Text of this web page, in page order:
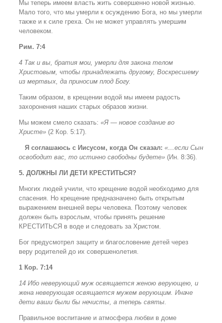
Мы теперь имеем власть жить совершенно новой жизнью.
Мало того, что мы умерли к осуждению Бога, но мы умерли
также и к силе греха. Он не может управлять умершим
человеком.
Рим. 7:4
4 Так и вы, братия мои, умерли для закона телом
Христовым, чтобы принадлежать другому, Воскресшему
из мертвых, да приносим плод Богу.
Таким образом, в крещении водой мы имеем радость
захоронения наших старых образов жизни.
Мы можем смело сказать: «Я — новое создание во
Христе» (2 Кор. 5:17).
Я соглашаюсь с Иисусом, когда Он сказал: «…если Сын
освободит вас, то истинно свободны будете» (Ин. 8:36).
5. ДОЛЖНЫ ЛИ ДЕТИ КРЕСТИТЬСЯ?
Многих людей учили, что крещение водой необходимо для
спасения. Но крещение предназначено быть открытым
выражением внешней веры человека. Поэтому человек
должен быть взрослым, чтобы принять решение
КРЕСТИТЬСЯ в воде и следовать за Христом.
Бог предусмотрел защиту и благословение детей через
веру родителей до их совершенолетия.
1 Кор. 7:14
14 Ибо неверующий муж освящается женою верующею, и
жена неверующая освящается мужем верующим. Иначе
дети ваши были бы нечисты, а теперь святы.
Правильное воспитание и атмосфера любви в доме